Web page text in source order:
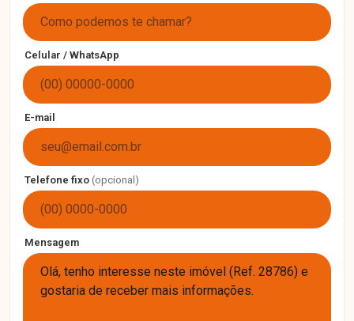
Celular / WhatsApp
E-mail
Telefone fixo (opcional)
Mensagem